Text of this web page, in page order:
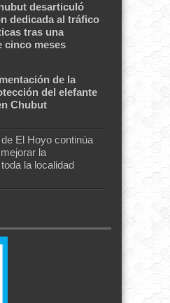
desarticuló
dedicada al tráfico
tras una
cinco meses
de la
del elefante
Chubut
El Hoyo continúa
la
la localidad